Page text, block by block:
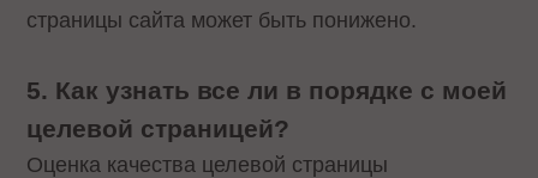
страницы сайта может быть понижено.
5. Как узнать все ли в порядке с моей
целевой страницей?
Оценка качества целевой страницы